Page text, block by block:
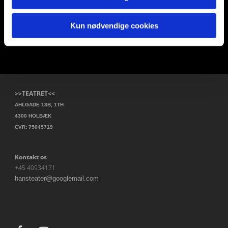
Kun nødvendige cookies
>>TEATRET<<
AHLGADE 13B, 1TH
4300 HOLBÆK
CVR: 75045719
Kontakt os
+45 40934171
hansteater@googlemail.com